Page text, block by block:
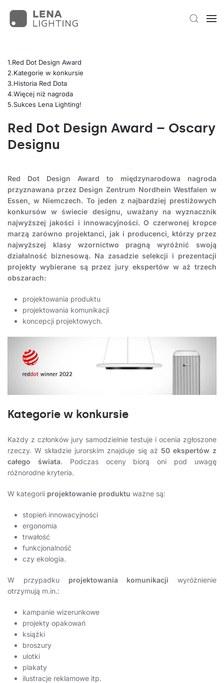
Red Dot Design Award
Kategorie w konkursie
Historia Red Dota
Więcej niż nagroda
Sukces Lena Lighting!
Red Dot Design Award – Oscary
Designu
Red Dot Design Award to międzynarodowa nagroda
przyznawana przez Design Zentrum Nordhein Westfalen w
Essen, w Niemczech. To jeden z najbardziej prestiżowych
konkursów w świecie designu, uważany na wyznacznik
najwyższej jakości i innowacyjności. O czerwonej kropce
marzą zarówno projektanci, jak i producenci, którzy przez
najwyższej klasy wzornictwo pragną wyróżnić swoją
działalność biznesową. Na zasadzie selekcji i prezentacji
projekty wybierane są przez jury ekspertów w aż trzech
obszarach:
projektowania produktu
projektowania komunikacji
koncepcji projektowych.
Kategorie w konkursie
Każdy z członków jury samodzielnie testuje i ocenia zgłoszone
rzeczy. W składzie jurorskim znajduje się aż 50 ekspertów z
całego świata. Podczas oceny biorą oni pod uwagę
różnorodne kryteria.
W kategorii projektowanie produktu ważne są:
stopień innowacyjności
ergonomia
trwałość
funkcjonalność
czy ekologia.
W przypadku projektowania komunikacji wyróżnienie
otrzymują m.in.:
kampanie wizerunkowe
projekty opakowań
książki
broszury
ulotki
plakaty
ilustracje reklamowe itp.